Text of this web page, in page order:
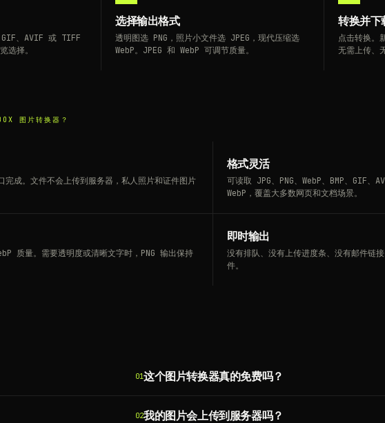
GIF、AVIF 或 TIFF
选择。
选择输出格式
透明图选 PNG，照片小文件选 JPEG，现代压缩选
WebP。JPEG 和 WebP 可调节质量。
转换并下
点击转换。
无需上传、
图片转换器？
成。文件不会上传到服务器，私人照片和证件图片
格式灵活
可读取 JPG、PNG、WebP、BMP、GIF
WebP，覆盖大多数网页和文档场景。
质量。需要透明度或清晰文字时，PNG 输出保持
即时输出
没有排队、没有上传进度条、没有邮件链
件。
01这个图片转换器真的免费吗？
02我的图片会上传到服务器吗？